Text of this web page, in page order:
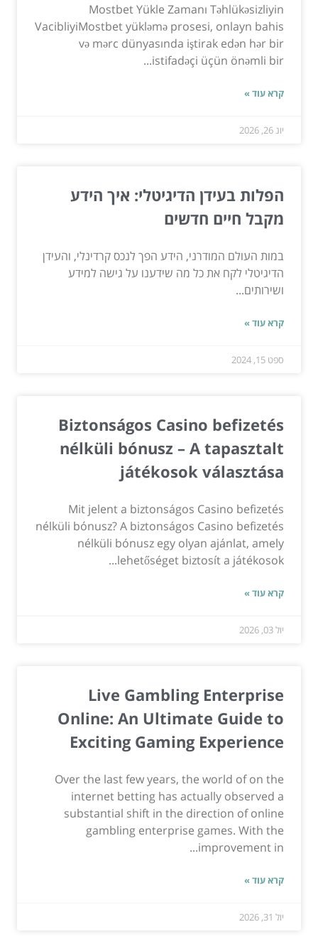
Mostbet Yükle Zamanı Təhlükəsizliyin
VacibliyiMostbet yükləmə prosesi, onlayn bahis
və mərc dünyasında iştirak edən hər bir
istifadəçi üçün önəmli bir...
קרא עוד »
יונ 26, 2026
הפלות בעידן הדיגיטלי: איך הידע
מקבל חיים חדשים
במות העולם המודרני, הידע הפך לנכס קרדינלי, והעידן
הדיגיטלי לקח את כל מה שידענו על גישה למידע
ושירותים...
קרא עוד »
ספט 15, 2024
Biztonságos Casino befizetés
nélküli bónusz – A tapasztalt
játékosok választása
Mit jelent a biztonságos Casino befizetés
nélküli bónusz? A biztonságos Casino befizetés
nélküli bónusz egy olyan ajánlat, amely
lehetőséget biztosít a játékosok...
קרא עוד »
יול 03, 2026
Live Gambling Enterprise
Online: An Ultimate Guide to
Exciting Gaming Experience
Over the last few years, the world of on the
internet betting has actually observed a
substantial shift in the direction of online
gambling enterprise games. With the
improvement in...
קרא עוד »
יול 31, 2026